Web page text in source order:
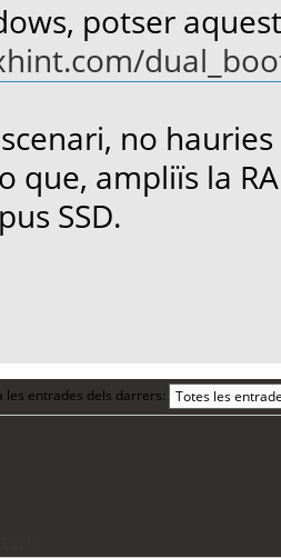
potser
no
que, ampliïs la
SSD.
les entrades dels darrers: